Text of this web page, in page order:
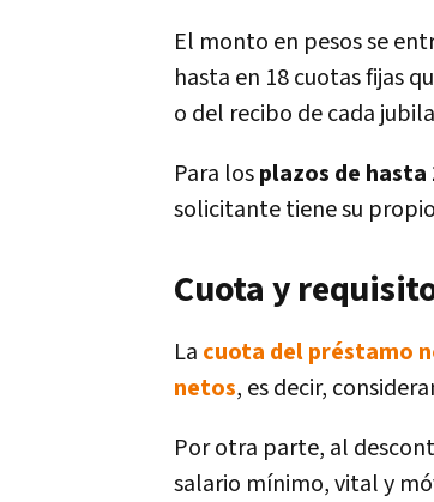
El monto en pesos se
hasta en 18 cuotas fijas
o del recibo de cada
Para losplazos de hasta
solicitante tiene su
Cuota y
La cuota del préstamo
netos, es decir,
Por otra parte, al
salario mínimo, vital y